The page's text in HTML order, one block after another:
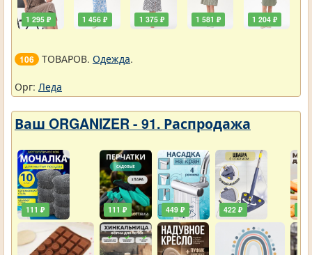
1 295 ₽ 1 456 ₽ 1 375 ₽ 1 581 ₽ 1 204 ₽
106 ТОВАРОВ. Одежда.
Орг: Леда
Ваш ORGANIZER - 91. Распродажа
111 ₽ 111 ₽ 449 ₽ 422 ₽